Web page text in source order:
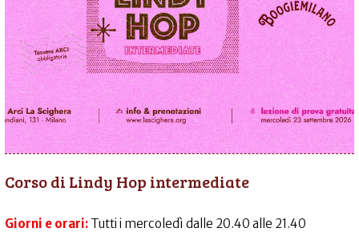
Corso di Lindy Hop intermediate
Giorni e orari: Tutti i mercoledì dalle 20.40 alle 21.40